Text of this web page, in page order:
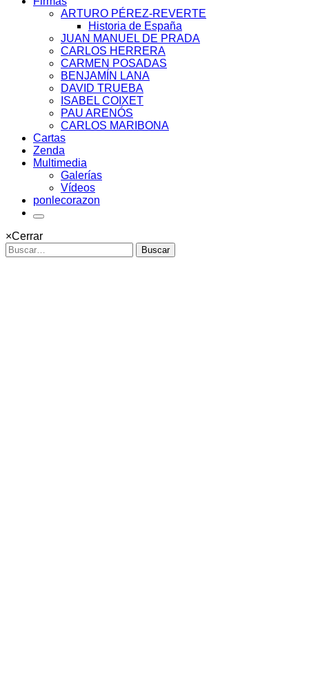
ARTURO PÉREZ-REVERTE
Historia de España
JUAN MANUEL DE PRADA
CARLOS HERRERA
CARMEN POSADAS
BENJAMÍN LANA
DAVID TRUEBA
ISABEL COIXET
PAU ARENÓS
CARLOS MARIBONA
Cartas
Zenda
Multimedia
Galerías
Vídeos
ponlecorazon
×Cerrar
Buscar